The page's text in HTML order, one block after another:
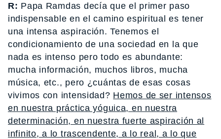
R: Papa Ramdas decía que el primer paso
indispensable en el camino espiritual es tener
una intensa aspiración. Tenemos el
condicionamiento de una sociedad en la que
nada es intenso pero todo es abundante:
mucha información, muchos libros, mucha
música, etc., pero ¿cuántas de esas cosas
vivimos con intensidad? Hemos de ser intensos
en nuestra práctica yóguica, en nuestra
determinación, en nuestra fuerte aspiración al
infinito, a lo trascendente, a lo real, a lo que